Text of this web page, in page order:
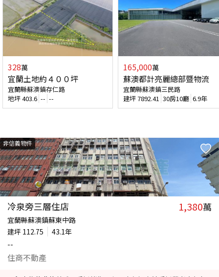
328萬
宜蘭土地約４００坪
宜蘭縣蘇澳鎮存仁路
地坪403.6 -- --
165,000萬
蘇澳都計亮麗總部暨物流
宜蘭縣蘇澳鎮三民路
建坪7892.41 30房10廳 6.9年
非信義物件
冷泉旁三層住店 1,380萬
宜蘭縣蘇澳鎮蘇東中路
建坪 112.75
43.1年
--
住商不動產